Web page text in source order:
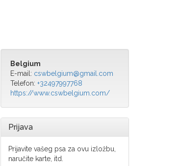
Belgium
E-mail: cswbelgium@gmail.com
Telefon: +32497997768
https://www.cswbelgium.com/
Prijava
Prijavite vašeg psa za ovu izložbu,
naručite karte, itd.